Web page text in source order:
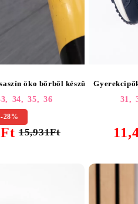
öko bőrből készült Bella
34, 35, 36
-28%
15,931Ft
31,